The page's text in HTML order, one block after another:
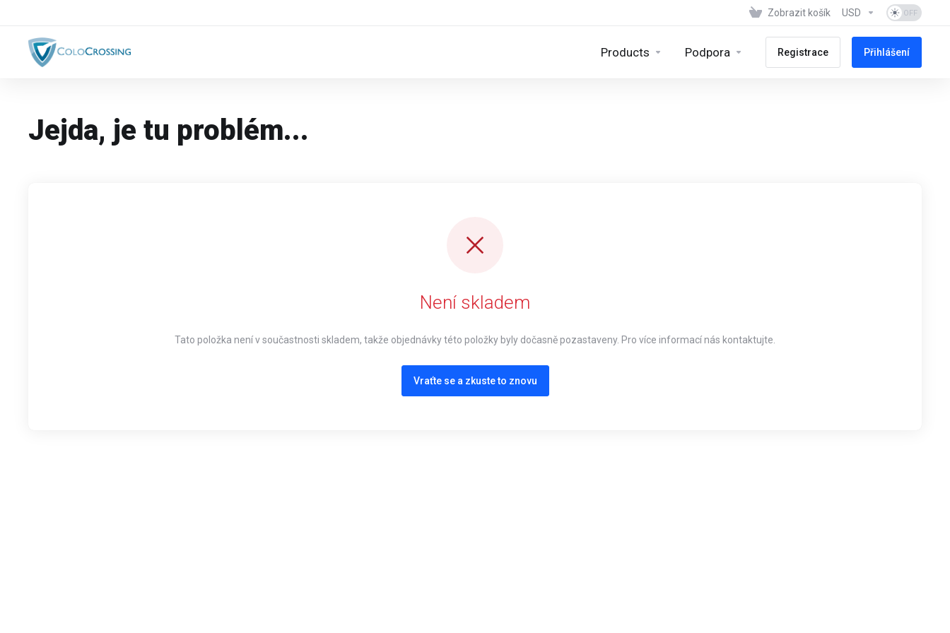
Zobrazit košík USD
Products Podpora Registrace Přihlášení
Jejda, je tu problém...
Není skladem
Tato položka není v součastnosti skladem, takže objednávky této položky byly dočasně pozastaveny. Pro více informací nás kontaktujte.
Vraťte se a zkuste to znovu